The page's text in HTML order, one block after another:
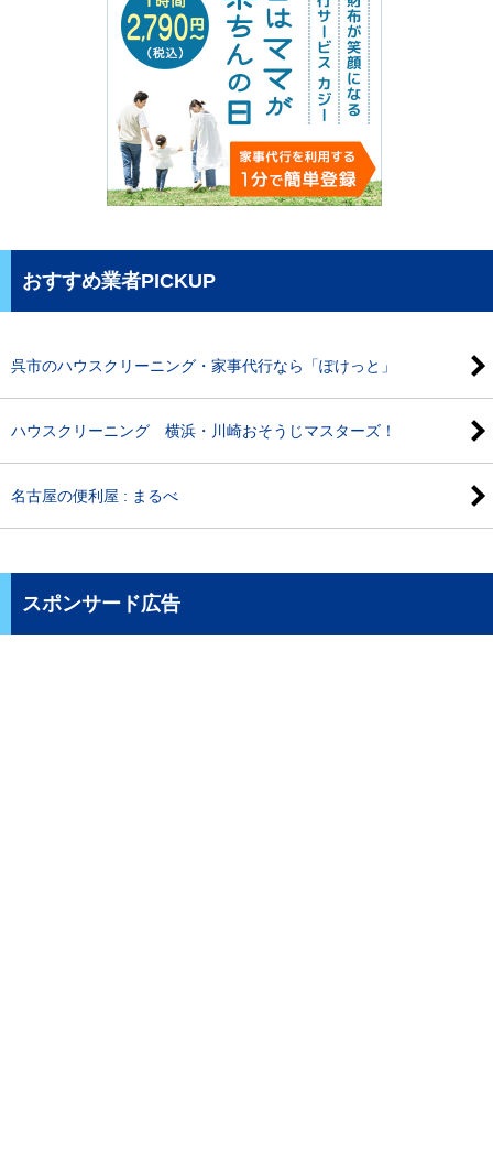
おすすめ業者PICKUP
呉市のハウスクリーニング・家事代行なら「ぽけっと」
ハウスクリーニング 横浜・川崎おそうじマスターズ！
名古屋の便利屋 : まるべ
スポンサード広告